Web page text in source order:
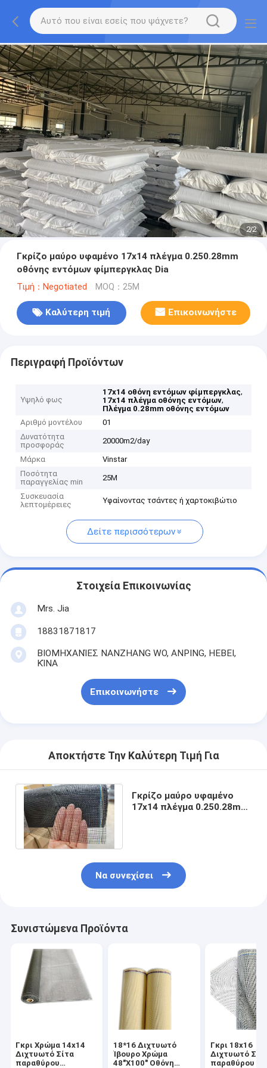
2/2
Γκρίζο μαύρο υφαμένο 17x14 πλέγμα 0.250.28mm
οθόνης εντόμων φίμπεργκλας Dia
Τιμή：Negotiated MOQ：25M
Καλύτερη τιμή Επικοινωνήστε
Περιγραφή Προϊόντων
Υψηλό φως
17x14 οθόνη εντόμων φίμπεργκλας,
17x14 πλέγμα οθόνης εντόμων,
Πλέγμα 0.28mm οθόνης εντόμων
Αριθμό μοντέλου
01
Δυνατότητα
προσφοράς
20000m2/day
Μάρκα
Vinstar
Ποσότητα
παραγγελίας min
25M
Συσκευασία
λεπτομέρειες
Υφαίνοντας τσάντες ή χαρτοκιβώτιο
Δείτε περισσότερων
Στοιχεία Επικοινωνίας
Mrs. Jia
18831871817
ΒΙΟΜΗΧΑΝΊΕΣ NANZHANG WO, ANPING, HEBEI,
ΚΊΝΑ
Επικοινωνήστε
Αποκτήστε Την Καλύτερη Τιμή Για
Γκρίζο μαύρο υφαμένο
17x14 πλέγμα 0.250.28mm
Να συνεχίσει
Συνιστώμενα Προϊόντα
Γκρι Χρώμα 14x14
Διχτυωτό Σίτα
παραθύρου
18*16 Διχτυωτό
Ίβουρο Χρώμα
48"X100" Οθόνη
Γκρι 18x16
Διχτυωτό
παραθύρου